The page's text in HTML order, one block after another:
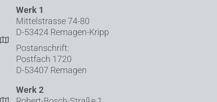
Werk 1
Mittelstrasse 74-80
D-53424 Remagen-Kripp
Postanschrift:
Postfach 1720
D-53407 Remagen
Werk 2